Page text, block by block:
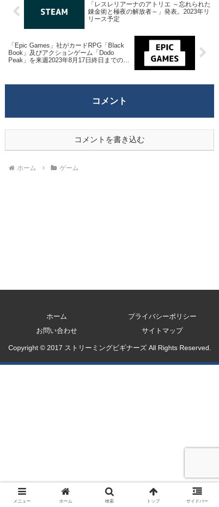
「レスレリアーナのアトリエ ～忘れられた
錬金術と極夜の解放者～」発表。2023年リ
リース予定
「Epic Games」社がカードRPG「Black
Book」及びアクションゲーム「Dodo
Peak」を来週2023年8月17日終日までの期
コメント
コメントを書き込む
ホーム ゲーム
ホーム
プライバシーポリシー
お問い合わせ
サイトマップ
Copyright © 2017 ストリーミングビギナーズ All Rights Reserved.
メニュー ホーム 検索 トップ サイドバー